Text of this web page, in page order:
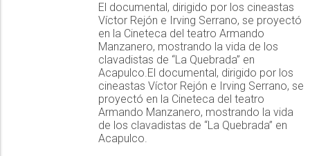
El documental, dirigido por los cineastas
Víctor Rejón e Irving Serrano, se proyectó
en la Cineteca del teatro Armando
Manzanero, mostrando la vida de los
clavadistas de “La Quebrada” en
Acapulco.El documental, dirigido por los
cineastas Víctor Rejón e Irving Serrano, se
proyectó en la Cineteca del teatro
Armando Manzanero, mostrando la vida
de los clavadistas de “La Quebrada” en
Acapulco.